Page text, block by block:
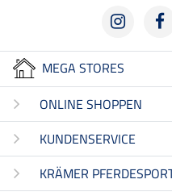
MEGA STORES
ONLINE SHOPPEN
KUNDENSERVICE
KRÄMER